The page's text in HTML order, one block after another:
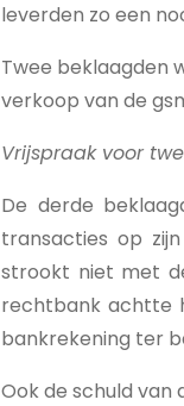
leverden zo een
Twee beklaagden
verkoop van de
Vrijspraak voor
De derde
transacties op
strookt niet met
rechtbank achtte
bankrekening ter
Ook de schuld